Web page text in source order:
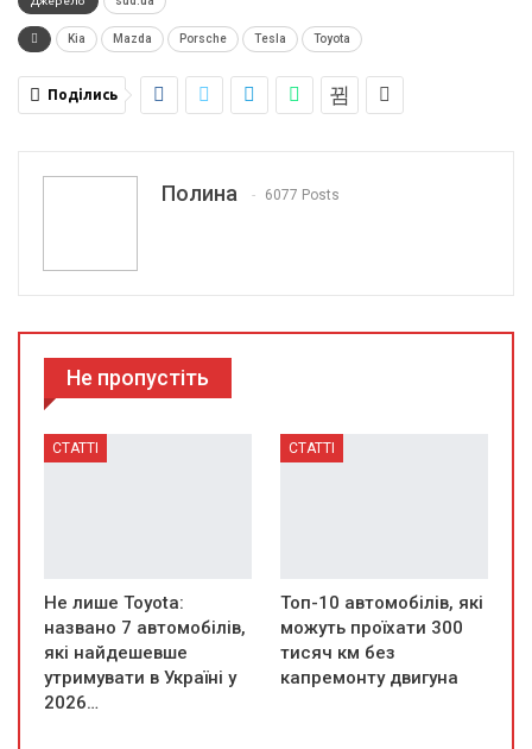
Kia Mazda Porsche Tesla Toyota
Поділись
Полина 6077 Posts
Не пропустіть
СТАТТІ
Не лише Toyota:
названо 7 автомобілів,
які найдешевше
утримувати в Україні у
2026…
СТАТТІ
Топ-10 автомобілів, які
можуть проїхати 300
тисяч км без
капремонту двигуна